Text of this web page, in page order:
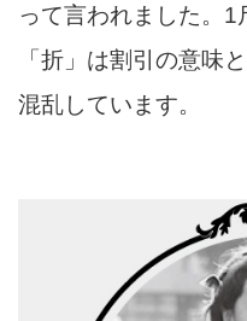
って言われました。
「折」は割引の意味
混乱しています。